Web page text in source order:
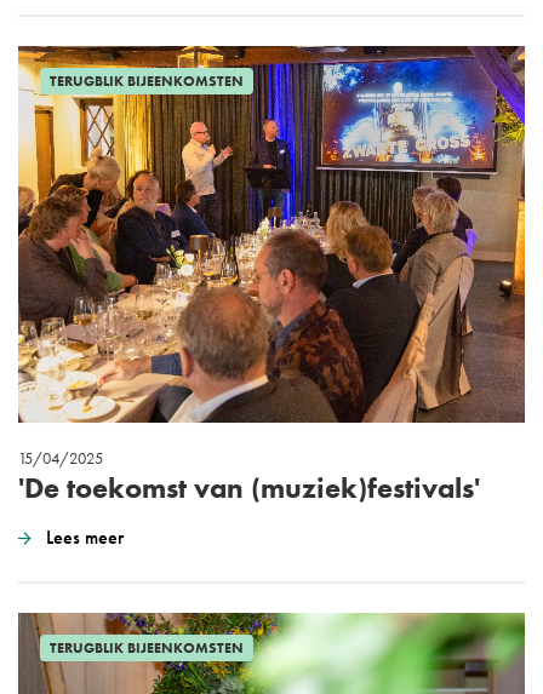
TERUGBLIK BIJEENKOMSTEN
15/04/2025
'De toekomst van (muziek)festivals'
Lees meer
TERUGBLIK BIJEENKOMSTEN